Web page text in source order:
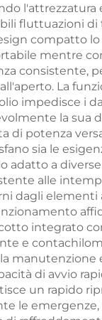
l'attrezzatura
fluttuazioni di
compatto
mentre
consistente,
La
impedisce i
la sua
di potenza
sia le
adatto a
alle
dagli elementi
integrato
e
manutenzione
di avvio
un rapido
le